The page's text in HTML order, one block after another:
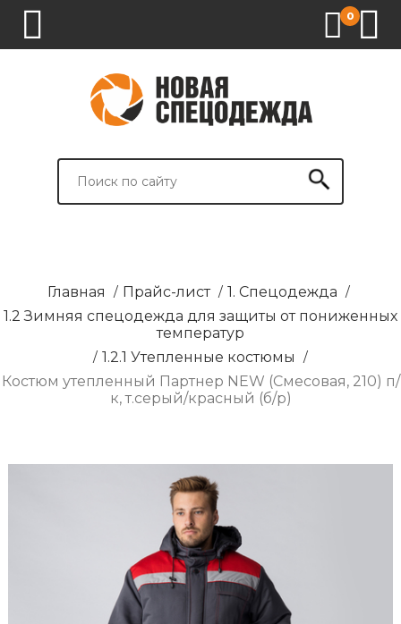
0
СПЕЦОДЕЖДА
СПЕЦОБУВЬ
СРЕДСТВА
ВСПОМОГАТЕЛЬНЫЕ
БРЕНДИРОВАНИЕ
Главная / Прайс-лист / 1. Спецодежда /
1.2 Зимняя спецодежда для защиты от пониженных
температур
/ 1.2.1 Утепленные костюмы /
Костюм утепленный Партнер NEW (Смесовая, 210) п/
к, т.серый/красный (б/р)